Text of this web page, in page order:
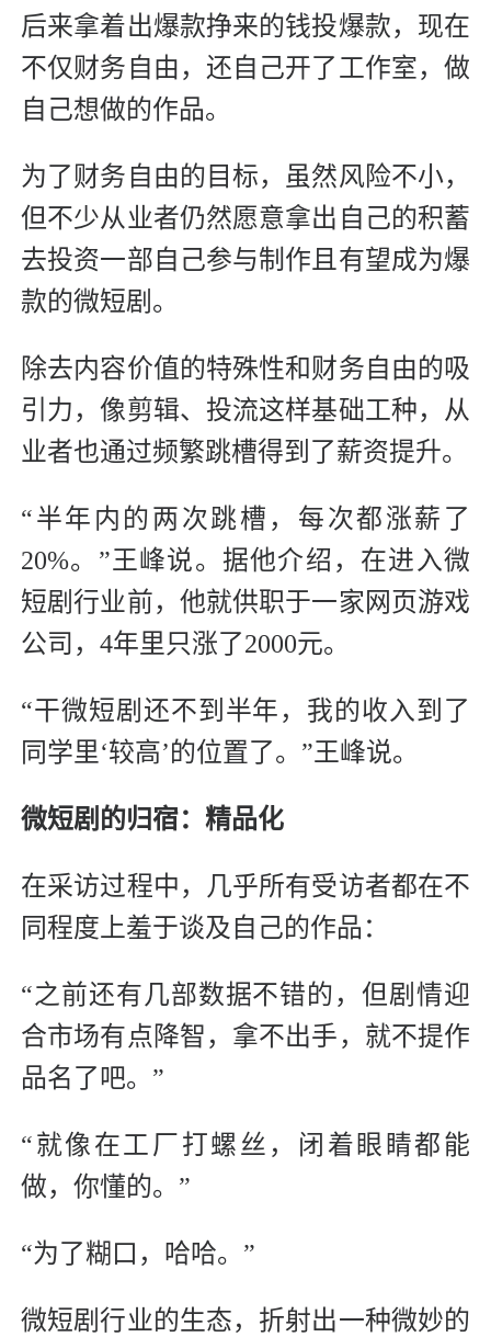
后来拿着出爆款挣来的钱投爆款，现在
不仅财务自由，还自己开了工作室，做
自己想做的作品。
为了财务自由的目标，虽然风险不小，
但不少从业者仍然愿意拿出自己的积蓄
去投资一部自己参与制作且有望成为爆
款的微短剧。
除去内容价值的特殊性和财务自由的吸
引力，像剪辑、投流这样基础工种，从
业者也通过频繁跳槽得到了薪资提升。
“半年内的两次跳槽，每次都涨薪了
20%。”王峰说。据他介绍，在进入微
短剧行业前，他就供职于一家网页游戏
公司，4年里只涨了2000元。
“干微短剧还不到半年，我的收入到了
同学里‘较高’的位置了。”王峰说。
微短剧的归宿：精品化
在采访过程中，几乎所有受访者都在不
同程度上羞于谈及自己的作品：
“之前还有几部数据不错的，但剧情迎
合市场有点降智，拿不出手，就不提作
品名了吧。”
“就像在工厂打螺丝，闭着眼睛都能
做，你懂的。”
“为了糊口，哈哈。”
微短剧行业的生态，折射出一种微妙的